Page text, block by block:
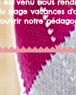
est venu nous
stage vacances
notre